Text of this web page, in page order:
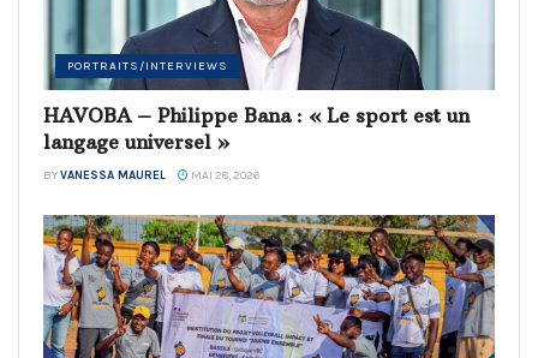
PORTRAITS/INTERVIEWS
HAVOBA – Philippe Bana : « Le sport est un
langage universel »
BYVANESSA MAUREL MAI 28, 2026